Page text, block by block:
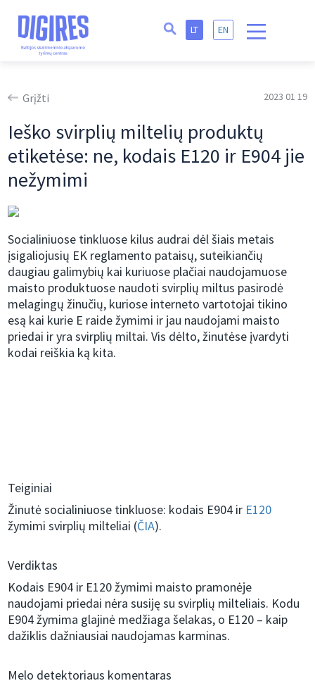
LT EN
Grįžti 2023 01 19
Ieško svirplių miltelių produktų
etiketėse: ne, kodais E120 ir E904 jie
nežymimi
Socialiniuose tinkluose kilus audrai dėl šiais metais
įsigaliojusių EK reglamento pataisų, suteikiančių
daugiau galimybių kai kuriuose plačiai naudojamuose
maisto produktuose naudoti svirplių miltus pasirodė
melagingų žinučių, kuriose interneto vartotojai tikino
esą kai kurie E raide žymimi ir jau naudojami maisto
priedai ir yra svirplių miltai. Vis dėlto, žinutėse įvardyti
kodai reiškia ką kita.
Teiginiai
Žinutė socialiniuose tinkluose: kodais E904 ir E120
žymimi svirplių milteliai (ČIA).
Verdiktas
Kodais E904 ir E120 žymimi maisto pramonėje
naudojami priedai nėra susiję su svirplių milteliais. Kodu
E904 žymima glajinė medžiaga šelakas, o E120 – kaip
dažiklis dažniausiai naudojamas karminas.
Melo detektoriaus komentaras